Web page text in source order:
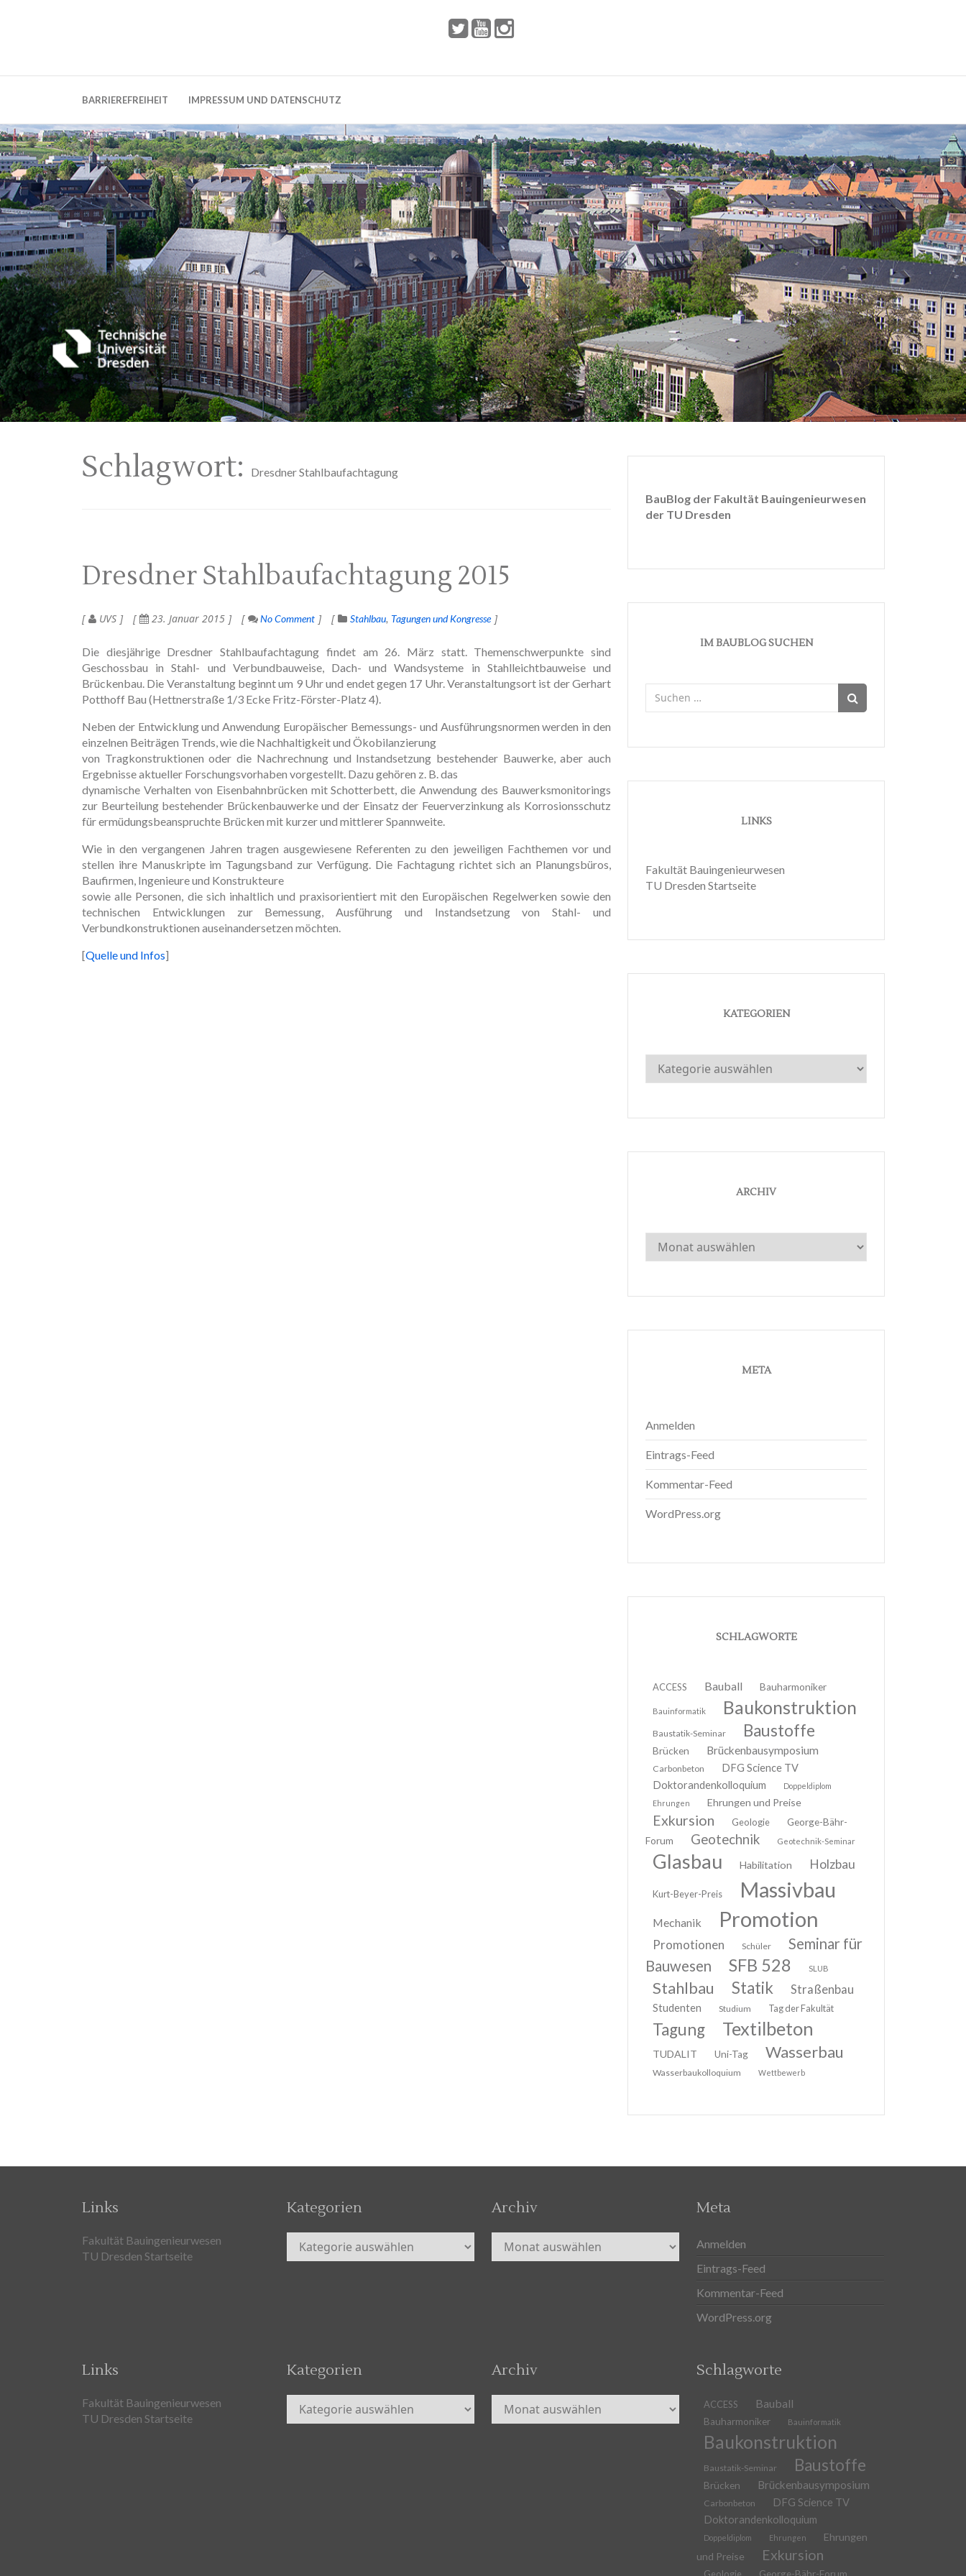
BARRIEREFREIHEIT IMPRESSUM UND DATENSCHUTZ
Schlagwort: Dresdner Stahlbaufachtagung
Dresdner Stahlbaufachtagung 2015
UVS 23. Januar 2015 No Comment Stahlbau Tagungen und Kongresse
Die diesjährige Dresdner Stahlbaufachtagung findet am 26. März statt. Themenschwerpunkte sind
Geschossbau in Stahl- und Verbundbauweise, Dach- und Wandsysteme in Stahlleichtbauweise und
Brückenbau. Die Veranstaltung beginnt um 9 Uhr und endet gegen 17 Uhr. Veranstaltungsort ist der Gerhart
Potthoff Bau (Hettnerstraße 1/3 Ecke Fritz-Förster-Platz 4).
Neben der Entwicklung und Anwendung Europäischer Bemessungs- und Ausführungsnormen werden in den
einzelnen Beiträgen Trends, wie die Nachhaltigkeit und Ökobilanzierung
von Tragkonstruktionen oder die Nachrechnung und Instandsetzung bestehender Bauwerke, aber auch
Ergebnisse aktueller Forschungsvorhaben vorgestellt. Dazu gehören z. B. das
dynamische Verhalten von Eisenbahnbrücken mit Schotterbett, die Anwendung des Bauwerksmonitorings
zur Beurteilung bestehender Brückenbauwerke und der Einsatz der Feuerverzinkung als Korrosionsschutz
für ermüdungsbeanspruchte Brücken mit kurzer und mittlerer Spannweite.
Wie in den vergangenen Jahren tragen ausgewiesene Referenten zu den jeweiligen Fachthemen vor und
stellen ihre Manuskripte im Tagungsband zur Verfügung. Die Fachtagung richtet sich an Planungsbüros,
Baufirmen, Ingenieure und Konstrukteure
sowie alle Personen, die sich inhaltlich und praxisorientiert mit den Europäischen Regelwerken sowie den
technischen Entwicklungen zur Bemessung, Ausführung und Instandsetzung von Stahl- und
Verbundkonstruktionen auseinandersetzen möchten.
[Quelle und Infos]
BauBlog der Fakultät Bauingenieurwesen
der TU Dresden
IM BAUBLOG SUCHEN
nach:
LINKS
Fakultät Bauingenieurwesen
TU Dresden Startseite
KATEGORIEN
Kategorien
ARCHIV
Archiv
META
Anmelden
Eintrags-Feed
Kommentar-Feed
WordPress.org
SCHLAGWORTE
ACCESS Bauball Bauharmoniker
Bauinformatik Baukonstruktion
Baustatik-Seminar Baustoffe
Brücken Brückenbausymposium
Carbonbeton
DFG Science TV
Doktorandenkolloquium
Doppeldiplom
Ehrungen
Ehrungen und Preise
Exkursion Geologie
George-Bähr-
Forum
Geotechnik Geotechnik-Seminar
Glasbau Habilitation Holzbau
Kurt-Beyer-Preis Massivbau
Mechanik Promotion
Promotionen Schüler
Seminar für
Bauwesen
SFB 528 SLUB
Stahlbau Statik Straßenbau
Studenten Studium Tag der Fakultät
Tagung Textilbeton
TUDALIT Uni-Tag Wasserbau
Wasserbaukolloquium Wettbewerb
Links
Fakultät Bauingenieurwesen
TU Dresden Startseite
Kategorien
Kategorien
Archiv
Archiv
Meta
Anmelden
Eintrags-Feed
Kommentar-Feed
WordPress.org
Links
Fakultät Bauingenieurwesen
TU Dresden Startseite
Kategorien
Kategorien
Archiv
Archiv
Schlagworte
ACCESS Bauball
Bauharmoniker Bauinformatik
Baukonstruktion
Baustatik-Seminar Baustoffe
Brücken Brückenbausymposium
Carbonbeton
DFG Science TV
Doktorandenkolloquium
Doppeldiplom Ehrungen
Ehrungen
und Preise
Exkursion
Geologie George-Bähr-Forum